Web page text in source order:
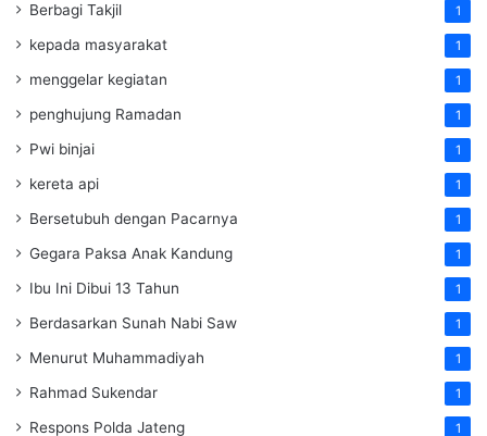
Berbagi Takjil 1
kepada masyarakat 1
menggelar kegiatan 1
penghujung Ramadan 1
Pwi binjai 1
kereta api 1
Bersetubuh dengan Pacarnya 1
Gegara Paksa Anak Kandung 1
Ibu Ini Dibui 13 Tahun 1
Berdasarkan Sunah Nabi Saw 1
Menurut Muhammadiyah 1
Rahmad Sukendar 1
Respons Polda Jateng 1